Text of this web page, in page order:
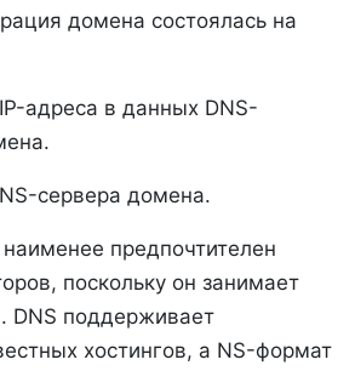
домена состоялась на
адреса в данных DNS-
сервера домена.
предпочтителен
поскольку он занимает
DNS поддерживает
хостингов, а NS-формат